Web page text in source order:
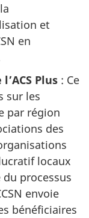
et
en
Plus : Ce
sur les
par région
des
locaux
processus
envoie
bénéficiaires